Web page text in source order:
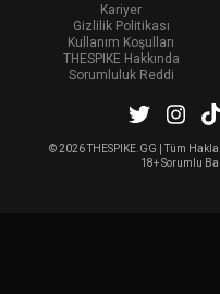
Kariyer
Gizlilik Politikası
Kullanım Koşulları
THESPIKE Hakkında
Sorumluluk Reddi
©2026 THESPIKE.GG | Tüm
18+ Sorumlu